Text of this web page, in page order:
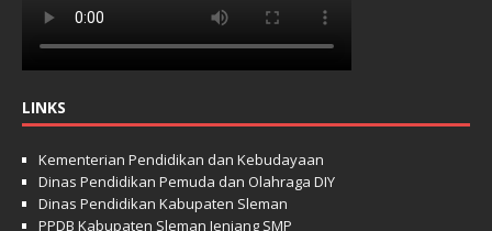
LINKS
Kementerian Pendidikan dan Kebudayaan
Dinas Pendidikan Pemuda dan Olahraga DIY
Dinas Pendidikan Kabupaten Sleman
PPDB Kabupaten Sleman Jenjang SMP